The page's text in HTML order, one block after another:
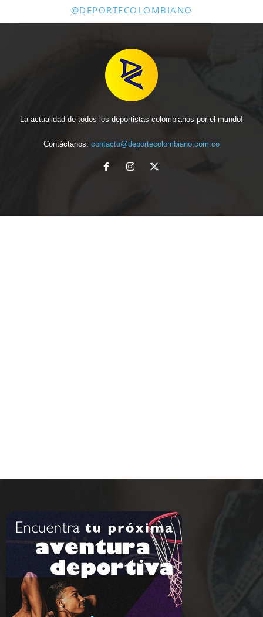
@DEPORTECOLOMBIANO
La actualidad de todos los deportistas colombianos por el mundo!
Contáctanos: contacto@deportecolombiano.com.co